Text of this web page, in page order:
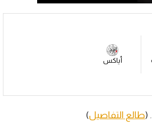
أياكس
(طالع التفاصيل)